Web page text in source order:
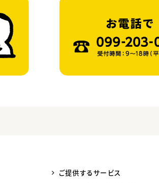
ご提供するサービス